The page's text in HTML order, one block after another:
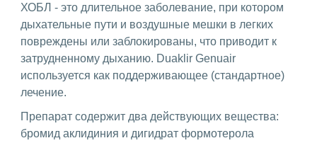
ХОБЛ - это длительное заболевание, при котором
дыхательные пути и воздушные мешки в легких
повреждены или заблокированы, что приводит к
затрудненному дыханию. Duaklir Genuair
используется как поддерживающее (стандартное)
лечение.
Препарат содержит два действующих вещества:
бромид аклидиния и дигидрат формотерола